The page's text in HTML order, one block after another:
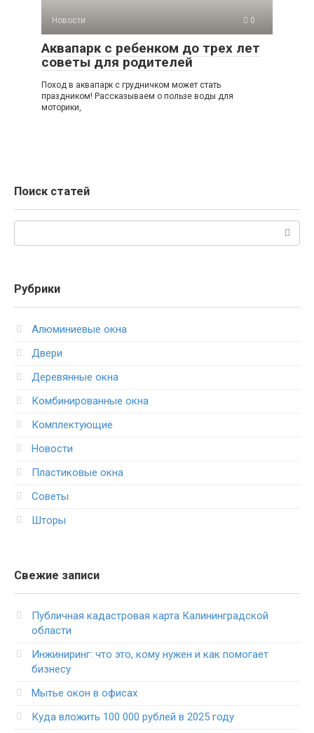
Новости 0
Аквапарк с ребенком до трех лет
советы для родителей
Поход в аквапарк с грудничком может стать
праздником! Рассказываем о пользе воды для
моторики,
Поиск статей
Рубрики
Алюминиевые окна
Двери
Деревянные окна
Комбинированные окна
Комплектующие
Новости
Пластиковые окна
Советы
Шторы
Свежие записи
Публичная кадастровая карта Калининградской
области
Инжиниринг: что это, кому нужен и как помогает
бизнесу
Мытье окон в офисах
Куда вложить 100 000 рублей в 2025 году